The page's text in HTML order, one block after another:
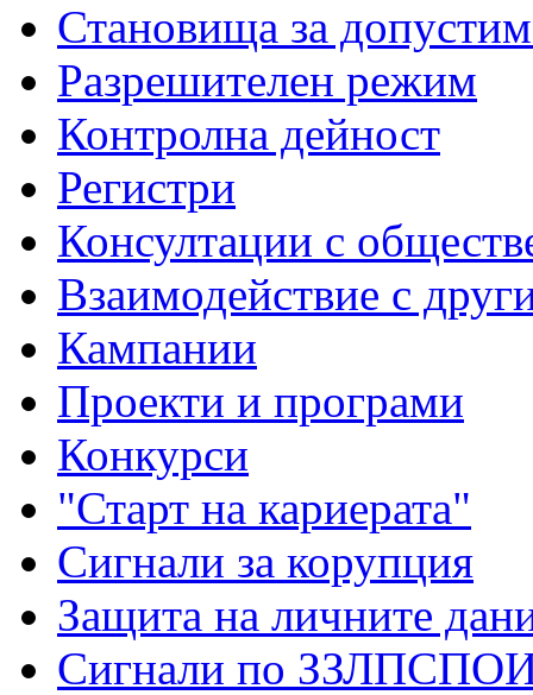
Становища за
Разрешителен режим
Контролна дейност
Регистри
Консултации с
Взаимодействие с
Кампании
Проекти и програми
Конкурси
"Старт на кариерата"
Сигнали за корупция
Защита на личните
Сигнали по